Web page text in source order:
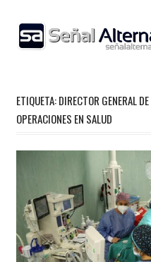
content
ETIQUETA:DIRECTOR GENERAL
OPERACIONES EN SALUD